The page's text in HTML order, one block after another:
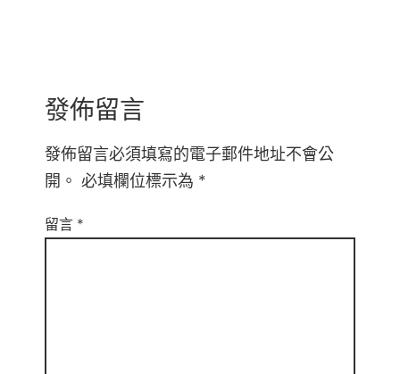
發佈留言
發佈留言必須填寫的電子郵件地址不會公
開。 必填欄位標示為 *
留言 *